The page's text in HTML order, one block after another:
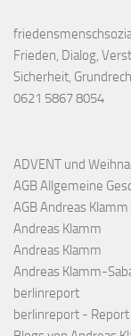
Frieden, Dialog,
Sicherheit,
0621 5867 8054
ADVENT und
AGB Allgemeine
AGB Andreas Klamm
Andreas Klamm
Andreas Klamm
Andreas Klamm-
berlinreport
berlinreport - Report